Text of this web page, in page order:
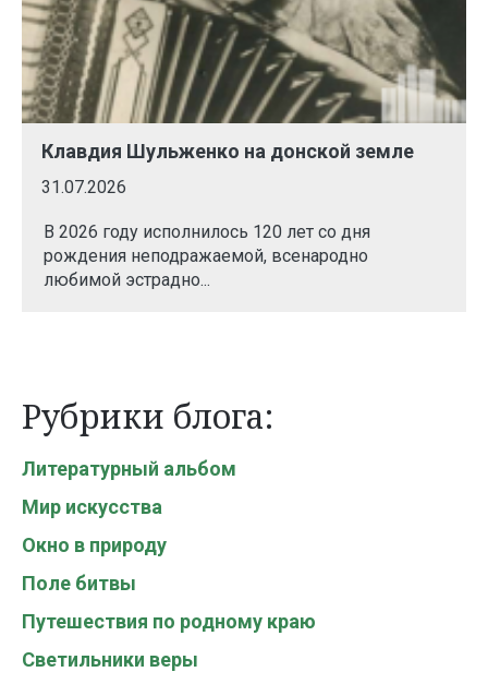
Клавдия Шульженко на донской земле
31.07.2026
В 2026 году исполнилось 120 лет со дня
рождения неподражаемой, всенародно
любимой эстрадно...
Рубрики блога:
Литературный альбом
Мир искусства
Окно в природу
Поле битвы
Путешествия по родному краю
Светильники веры